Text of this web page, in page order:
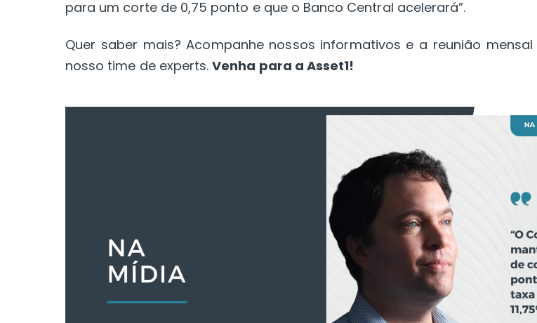
para um corte de 0,75 ponto e que o Banco Central acelerará”.
Quer saber mais? Acompanhe nossos informativos e a reunião
nosso time de experts.Venha para a Asset1!